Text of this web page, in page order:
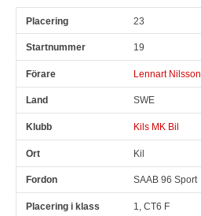
23
19
Lennart Nilsson
SWE
Kils MK Bil
Kil
SAAB 96 Sport
1, CT6 F